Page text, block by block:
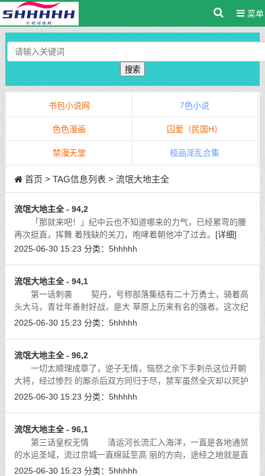
菜单
搜索
书包小说网 7色小说
色色漫画 囚爱（民国H）
禁漫天堂 极品淫乱合集
首页 > TAG信息列表 > 流氓大地主全
流氓大地主全 - 94,2
「那就来吧！」纪中云也不知道哪来的力气，已经累弯的腰
再次挺直，挥舞 着残缺的关刀，咆哮着朝他冲了过去。 [详细]
2025-06-30 15:23 分类： 5hhhhh
流氓大地主全 - 94,1
第一话刺袭 契丹，号称部落集结有二十万勇士，骑着高
头大马，青壮年善射好战，是大 草原上历来有名的强者。这次纪
龙的退反，本可以让这些野心勃勃的草原狼趁虚 而入，但他们却
2025-06-30 15:23 分类： 5hhhhh
流氓大地主全 - 96,2
一切太顺理成章了，逆子无情，恼怒之余下手刺杀这位开朝
大将，经过惨烈 的厮杀后双方同归于尽，禁军虽然全灭却以死护
节，拚杀到最后一刻，与敌人玉 石俱焚博得天下人的赞赏。
2025-06-30 15:23 分类： 5hhhhh
流氓大地主全 - 96,1
第三话皇权无情 清运河长流汇入海洋，一直是各地通贸
的水运圣域，流过京城一直绵延至高 丽的方向，途经之地就是直
隶、河北、津门这些时势动乱之地，是京城通往各地 最便捷的河
2025-06-30 15:23 分类： 5hhhhh